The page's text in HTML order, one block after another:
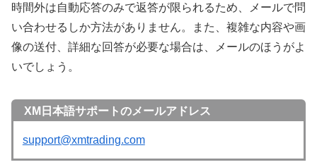
時間外は自動応答のみで返答が限られるため、メールで問
い合わせるしか方法がありません。また、複雑な内容や画
像の送付、詳細な回答が必要な場合は、メールのほうがよ
いでしょう。
XM日本語サポートのメールアドレス
support@xmtrading.com